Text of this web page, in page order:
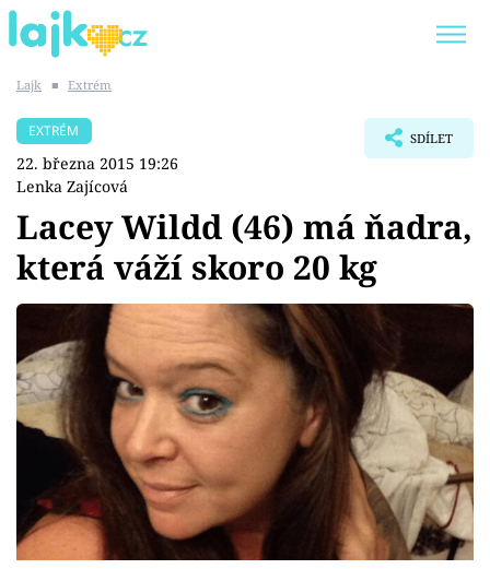
SHOPAHOLICADEL
Témata
Showbyznys
Youtubeři
Virály
Sex a vztahy
Videa
Lajk ■ Extrém
EXTRÉM
22. března 2015 19:26
Lenka Zajícová
SDÍLET
Lacey Wildd (46) má ňadra,
která váží skoro 20 kg